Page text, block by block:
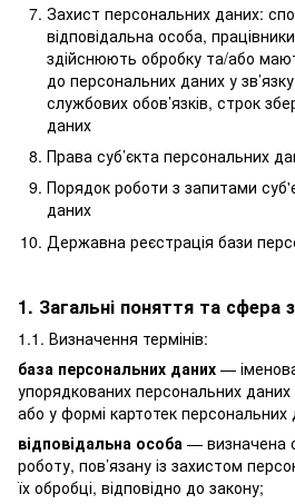
Захист персональних даних:
відповідальна особа,
здійснюють обробку та/або
до персональних даних у
службових обов’язків, строк
даних
Права суб’єкта персональних
Порядок роботи з запитами
даних
Державна реєстрація бази
1. Загальні поняття та сфера
1.1. Визначення термінів:
база персональних даних —
упорядкованих персональних
або у формі картотек персональних
відповідальна особа — визначена
роботу, пов’язану із захистом
їх обробці, відповідно до закону;